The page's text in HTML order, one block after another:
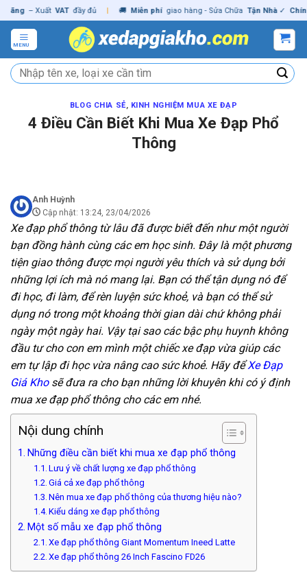
Skip
to
content
– Xuất VAT đầy đủ | 🚚 Miễn phí giao hàng - Sửa Chữa Tận Nhà ✓ Chính
MENU
Tìm
kiếm:
BLOG CHIA SẺ, KINH NGHIỆM MUA XE ĐẠP
4 Điều Cần Biết Khi Mua Xe Đạp Phổ
Thông
Anh Huỳnh
Cập nhật: 13:24, 23/04/2026
Xe đạp phổ thông từ lâu đã được biết đến như một người
bạn đồng hành cùng các em học sinh. Đây là một phương
tiện giao thông được mọi người yêu thích và sử dụng bởi
những lợi ích mà nó mang lại. Bạn có thể tận dụng nó để
đi học, đi làm, để rèn luyện sức khoẻ, và bạn có thể sử
dụng nó trong một khoảng thời gian dài chứ không phải
ngày một ngày hai. Vậy tại sao các bậc phụ huynh không
đầu tư cho con em mình một chiếc xe đạp vừa giúp các
em tự lập đi học vừa nâng cao sức khoẻ. Hãy đểXe Đạp
Giá Khosẽ đưa ra cho bạn những lời khuyên khi có ý định
mua xe đạp phổ thông cho các em nhé.
Nội dung chính
Những điều cần biết khi mua xe đạp phổ thông
Lưu ý về chất lượng xe đạp phổ thông
Giá cả xe đạp phổ thông
Nên mua xe đạp phổ thông của thương hiệu nào?
Kiểu dáng xe đạp phổ thông
Một số mẫu xe đạp phổ thông
Xe đạp phổ thông Giant Momentum Ineed Latte
Xe đạp phổ thông 26 Inch Fascino FD26